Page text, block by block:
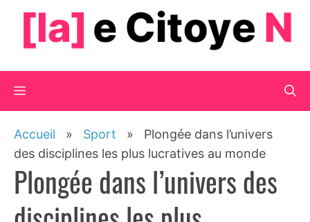
contenu
Menu
Accueil » Sport » Plongée dans l’univers
des disciplines les plus lucratives au monde
Plongée dans l’univers des